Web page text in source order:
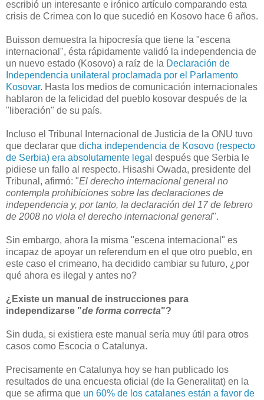
escribió un interesante e irónico artículo comparando esta
crisis de Crimea con lo que sucedió en Kosovo hace 6 años.
Buisson demuestra la hipocresía que tiene la "escena
internacional", ésta rápidamente validó la independencia de
un nuevo estado (Kosovo) a raíz de la Declaración de
Independencia unilateral proclamada por el Parlamento
Kosovar. Hasta los medios de comunicación internacionales
hablaron de la felicidad del pueblo kosovar después de la
"liberación" de su país.
Incluso el Tribunal Internacional de Justicia de la ONU tuvo
que declarar que dicha independencia de Kosovo (respecto
de Serbia) era absolutamente legal después que Serbia le
pidiese un fallo al respecto. Hisashi Owada, presidente del
Tribunal, afirmó: "El derecho internacional general no
contempla prohibiciones sobre las declaraciones de
independencia y, por tanto, la declaración del 17 de febrero
de 2008 no viola el derecho internacional general".
Sin embargo, ahora la misma "escena internacional" es
incapaz de apoyar un referendum en el que otro pueblo, en
este caso el crimeano, ha decidido cambiar su futuro, ¿por
qué ahora es ilegal y antes no?
¿Existe un manual de instrucciones para
independizarse "de forma correcta"?
Sin duda, si existiera este manual sería muy útil para otros
casos como Escocia o Catalunya.
Precisamente en Catalunya hoy se han publicado los
resultados de una encuesta oficial (de la Generalitat) en la
que se afirma que un 60% de los catalanes están a favor de